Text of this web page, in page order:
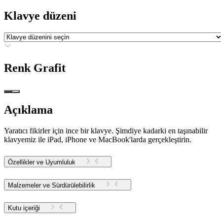
Klavye düzeni
Renk Grafit
Açıklama
Yaratıcı fikirler için ince bir klavye. Şimdiye kadarki en taşınabilir
klavyemiz ile iPad, iPhone ve MacBook'larda gerçekleştirin.
Özellikler ve Uyumluluk
Malzemeler ve Sürdürülebilirlik
Kutu içeriği